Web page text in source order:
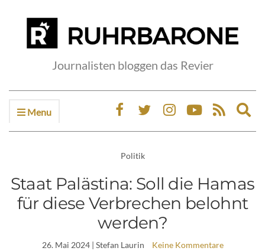
Journalisten bloggen das Revier
Menu
Politik
Staat Palästina: Soll die Hamas
für diese Verbrechen belohnt
werden?
26. Mai 2024| Stefan Laurin Keine Kommentare